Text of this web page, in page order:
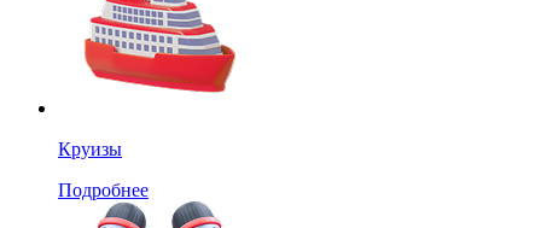
Круизы
Подробнее